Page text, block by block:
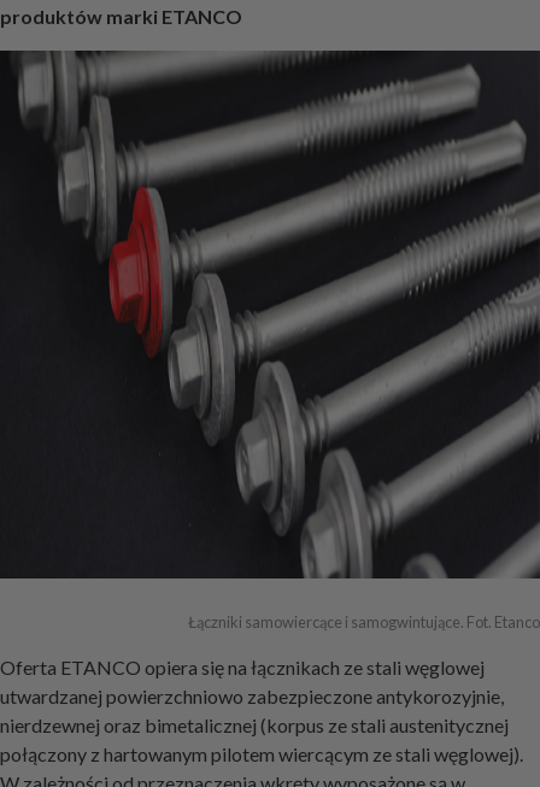
produktów marki ETANCO
Łączniki samowiercące i samogwintujące. Fot. Etanco
Oferta ETANCO opiera się na łącznikach ze stali węglowej
utwardzanej powierzchniowo zabezpieczone antykorozyjnie,
nierdzewnej oraz bimetalicznej (korpus ze stali austenitycznej
połączony z hartowanym pilotem wiercącym ze stali węglowej).